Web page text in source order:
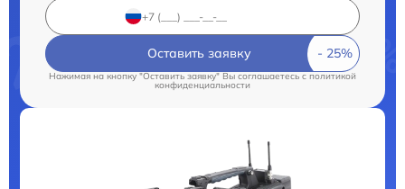
Оставить заявку
Нажимая на кнопку "Оставить заявку" Вы соглашаетесь cполитикой
конфиденциальности